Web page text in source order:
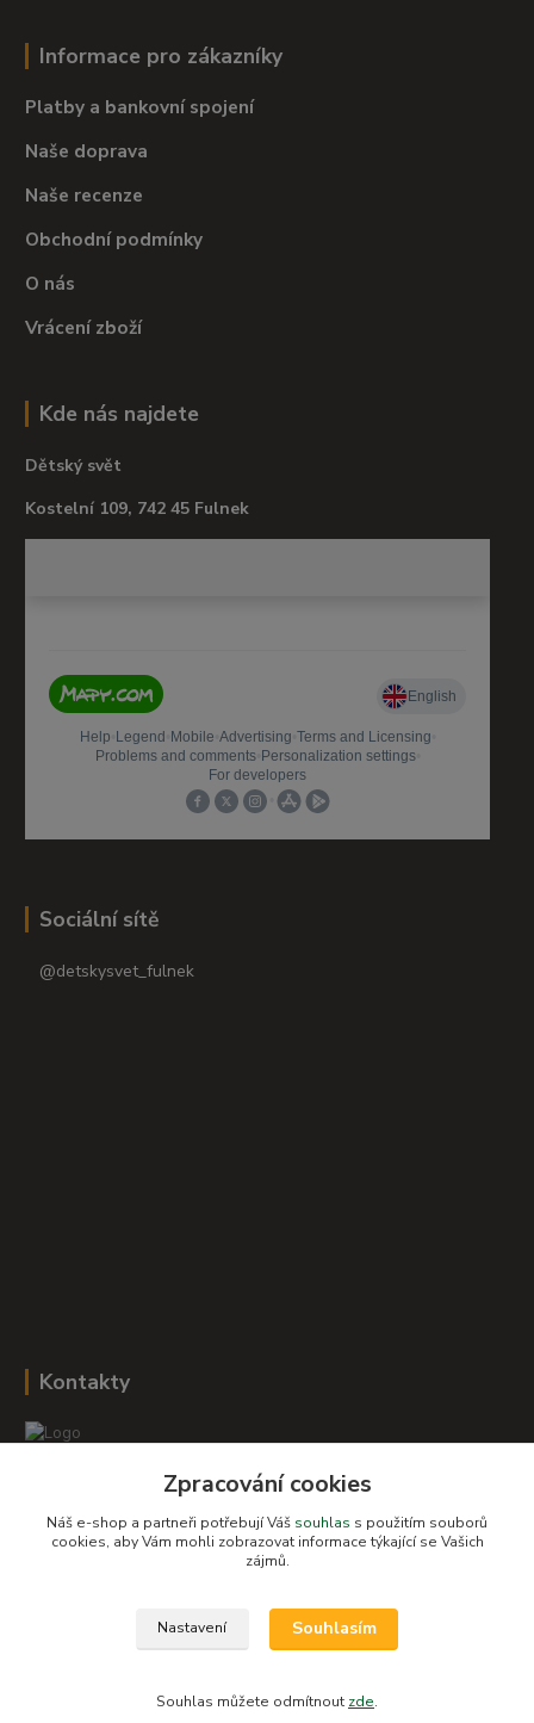
Informace pro zákazníky
Platby a bankovní spojení
Naše doprava
Naše recenze
Obchodní podmínky
O nás
Vrácení zboží
Kde nás najdete
Dětský svět
Kostelní 109, 742 45 Fulnek
Sociální sítě
@detskysvet_fulnek
Kontakty
+420 604 278 943
obchod-detskysvet@seznam.cz
Zpracování cookies
Náš e-shop a partneři potřebují Váš souhlas s použitím souborů
cookies, aby Vám mohli zobrazovat informace týkající se Vašich
zájmů.
Nastavení Souhlasím
Souhlas můžete odmítnout zde.